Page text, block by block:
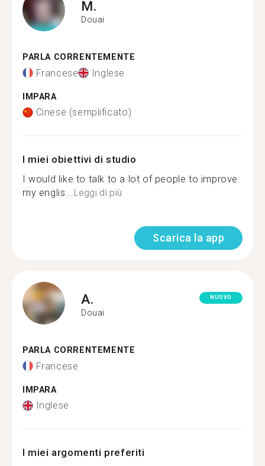
M.
Douai
PARLA CORRENTEMENTE
Francese Inglese
IMPARA
Cinese (semplificato)
I miei obiettivi di studio
I would like to talk to a lot of people to improve
my englis...Leggi di più
Scarica la app
A.
Douai
NUOVO
PARLA CORRENTEMENTE
Francese
IMPARA
Inglese
I miei argomenti preferiti